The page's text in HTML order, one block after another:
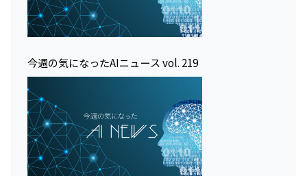
今週の気になったAIニュース vol. 219